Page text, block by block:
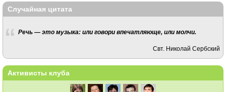
Случайная цитата
Речь — это музыка: или говори впечатляюще, или молчи.
Свт. Николай Сербский
Активисты клуба